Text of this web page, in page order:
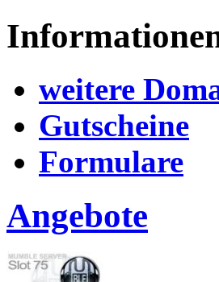
weitere
Gutscheine
Formulare
Angebote